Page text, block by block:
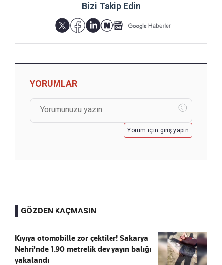
Bizi Takip Edin
YORUMLAR
Yorum için giriş yapın
GÖZDEN KAÇMASIN
Kıyıya otomobille zor çektiler! Sakarya
Nehri'nde 1.90 metrelik dev yayın balığı
yakalandı